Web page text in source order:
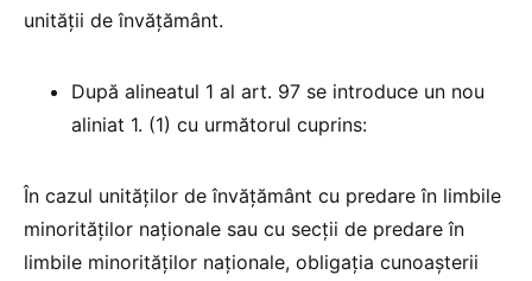
unității de învățământ.
După alineatul 1 al art. 97 se introduce un nou
aliniat 1. (1) cu următorul cuprins:
În cazul unităților de învățământ cu predare în limbile
minorităților naționale sau cu secții de predare în
limbile minorităților naționale, obligația cunoașterii